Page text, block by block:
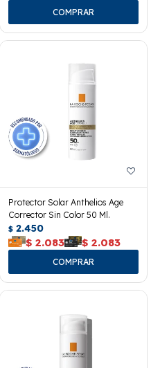
Protector Solar Anthelios Age
Corrector Sin Color 50 Ml.
$ 2.450
$ 2.083 $ 2.083